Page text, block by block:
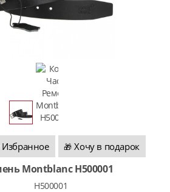
Избранное 🎁 Хочу в подарок
Montblanc H500001
H500001